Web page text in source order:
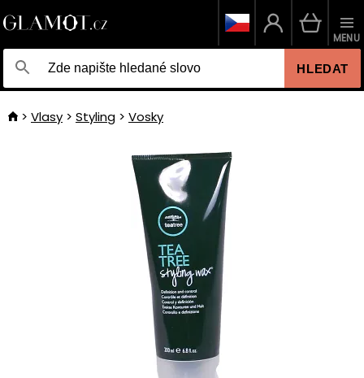
HLEDAT
MENU
Vlasy Styling Vosky